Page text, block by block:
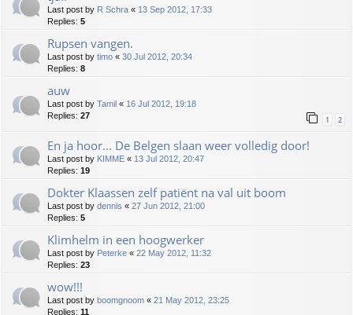
Last post by R Schra « 13 Sep 2012, 17:33
Replies: 5
Rupsen vangen.
Last post by timo « 30 Jul 2012, 20:34
Replies: 8
auw
Last post by Tamil « 16 Jul 2012, 19:18
Replies: 27 1 2
En ja hoor... De Belgen slaan weer volledig door!
Last post by KIMME « 13 Jul 2012, 20:47
Replies: 19
Dokter Klaassen zelf patiënt na val uit boom
Last post by dennis « 27 Jun 2012, 21:00
Replies: 5
Klimhelm in een hoogwerker
Last post by Peterke « 22 May 2012, 11:32
Replies: 23
wow!!!
Last post by boomgnoom « 21 May 2012, 23:25
Replies: 11